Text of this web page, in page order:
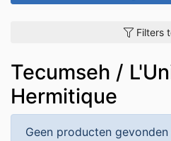
Filters
Tecumseh /
Hermitique
Geen producten